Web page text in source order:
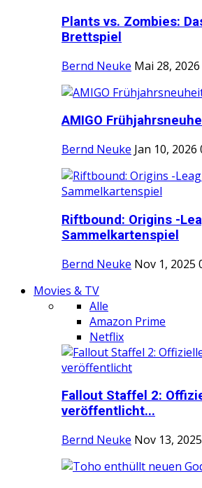
Plants vs. Zombies:
Brettspiel
Bernd Neuke Mai 28, 2026
AMIGO
Bernd Neuke Jan 10, 2026
Riftbound: Origins -
Sammelkartenspiel
Bernd Neuke Nov 1, 2025
Movies & TV
Alle
Amazon Prime
Netflix
Fallout Staffel 2:
veröffentlicht...
Bernd Neuke Nov 13, 2025